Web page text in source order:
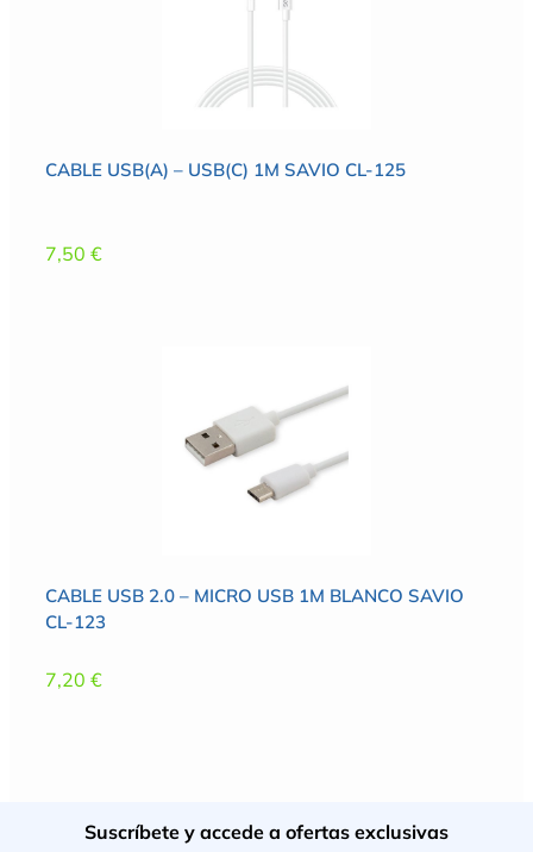
CABLE USB(A) – USB(C) 1M SAVIO CL-125
7,50 €
CABLE USB 2.0 – MICRO USB 1M BLANCO SAVIO
CL-123
7,20 €
Suscríbete y accede a ofertas exclusivas